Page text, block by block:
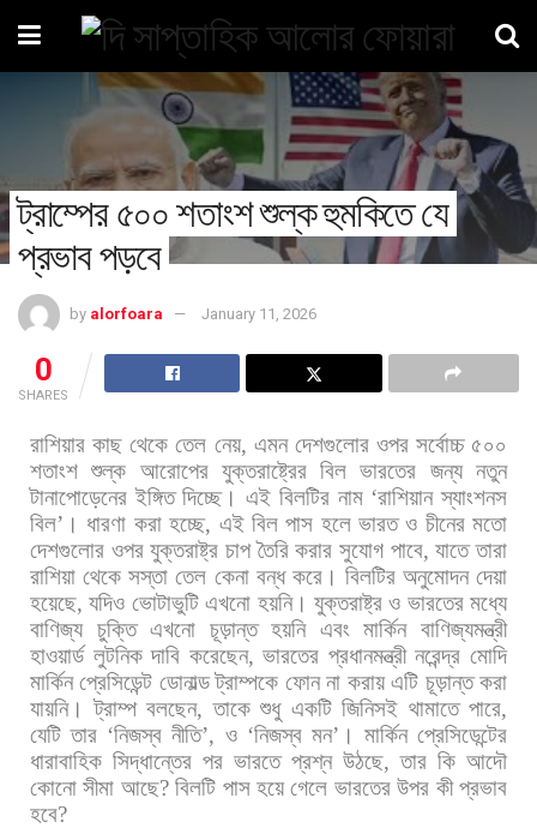
ট্রাম্পের ৫০০ শতাংশ শুল্ক হুমকিতে যে
প্রভাব পড়বে
by alorfoara January 11, 2026
0
SHARES
রাশিয়ার কাছ থেকে তেল নেয়, এমন দেশগুলোর ওপর সর্বোচ্চ ৫০০
শতাংশ শুল্ক আরোপের যুক্তরাষ্ট্রের বিল ভারতের জন্য নতুন
টানাপোড়েনের ইঙ্গিত দিচ্ছে। এই বিলটির নাম‘রাশিয়ান স্যাংশনস
বিল’ । ধারণা করা হচ্ছে, এই বিল পাস হলে ভারত ও চীনের মতো
দেশগুলোর ওপর যুক্তরাষ্ট্র চাপ তৈরি করার সুযোগ পাবে,যাতে তারা
রাশিয়া থেকে সস্তা তেল কেনা বন্ধ করে। বিলটির অনুমোদন দেয়া
হয়েছে,যদিও ভোটাভুটি এখনো হয়নি। যুক্তরাষ্ট্র ও ভারতের মধ্যে
বাণিজ্য চুক্তি এখনো চূড়ান্ত হয়নি এবং মার্কিন বাণিজ্যমন্ত্রী
হাওয়ার্ড লুটনিক দাবি করেছেন,ভারতের প্রধানমন্ত্রী নরেন্দ্র মোদি
মার্কিন প্রেসিডেন্ট ডোনাল্ড ট্রাম্পকে ফোন না করায় এটি চূড়ান্ত করা
যায়নি। ট্রাম্প বলছেন,তাকে শুধু একটি জিনিসই থামাতে পারে,
যেটি তার ‘নিজস্ব নীতি’, ও‘নিজস্ব মন’ । মার্কিন প্রেসিডেন্টের
ধারাবাহিক সিদ্ধান্তের পর ভারতে প্রশ্ন উঠছে,তার কি আদৌ
কোনো সীমা আছে?বিলটি পাস হয়ে গেলে ভারতের উপর কী প্রভাব
হবে?